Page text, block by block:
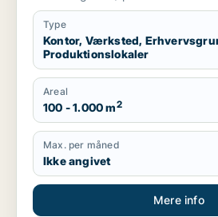
Type
Kontor, Værksted,
Produktionslokaler
Areal
100 - 1.000 m2
Max. per måned
Ikke angivet
Mere info